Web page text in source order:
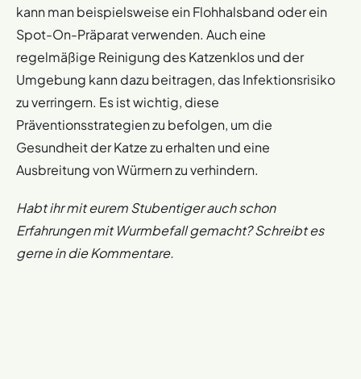
kann man beispielsweise ein Flohhalsband oder ein
Spot-On-Präparat verwenden. Auch eine
regelmäßige Reinigung des Katzenklos und der
Umgebung kann dazu beitragen, das Infektionsrisiko
zu verringern. Es ist wichtig, diese
Präventionsstrategien zu befolgen, um die
Gesundheit der Katze zu erhalten und eine
Ausbreitung von Würmern zu verhindern.
Habt ihr mit eurem Stubentiger auch schon
Erfahrungen mit Wurmbefall gemacht? Schreibt es
gerne in die Kommentare.